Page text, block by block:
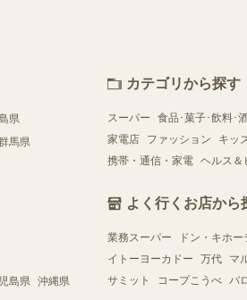
県
馬県
島県 沖縄県
カテゴリから探す
スーパー 食品･菓子･飲料･
家電店
ファッション キッ
携帯・通信・家電 ヘルス＆
よく行くお店から
業務スーパー ドン・キホー
イトーヨーカドー
万代 マ
サミット
コープこうべ バ